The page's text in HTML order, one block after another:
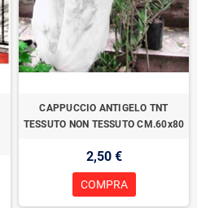
CAPPUCCIO ANTIGELO TNT
TESSUTO NON TESSUTO CM.60x80
2,50 €
COMPRA